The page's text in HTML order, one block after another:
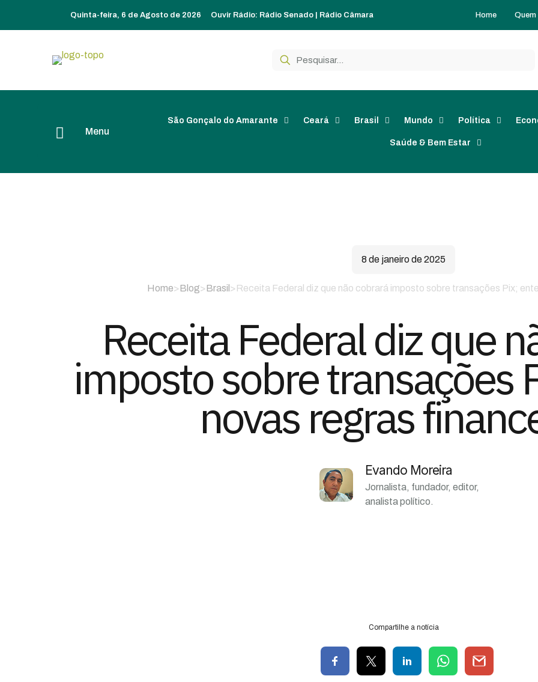
Quinta-feira, 6 de Agosto de 2026 Ouvir Rádio: Rádio Senado Rádio Câmara Home Quem
Menu
São Gonçalo do Amarante Ceará Brasil Mundo Política
Saúde & Bem Estar
8 de janeiro de 2025
Home>Blog>Brasil > Receita Federal diz que não cobrará imposto sobre transações Pix;
Receita Federal diz que
imposto sobre transações
novas regras
Evando Moreira
Jornalista, fundador, editor,
analista político.
Compartilhe a notícia